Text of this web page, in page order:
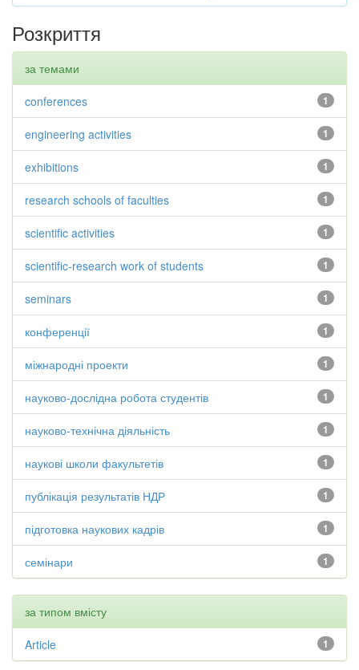
Розкриття
за темами
1
conferences
1
engineering activities
1
exhibitions
1
research schools of faculties
1
scientific activities
1
scientific-research work of students
1
seminars
1
конференції
1
міжнародні проекти
1
науково-дослідна робота студентів
1
науково-технічна діяльність
1
наукові школи факультетів
1
публікація результатів НДР
1
підготовка наукових кадрів
1
семінари
за типом вмісту
1
Article